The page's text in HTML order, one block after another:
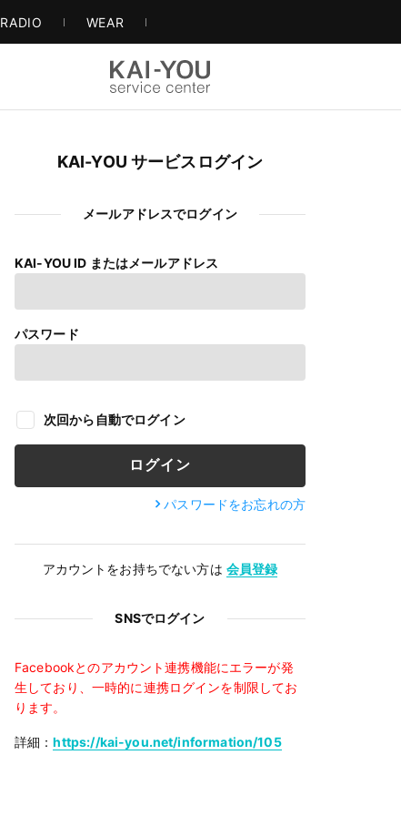
RADIO WEAR
KAI-YOU サービスログイン
メールアドレスでログイン
KAI-YOU ID またはメールアドレス
パスワード
次回から自動でログイン
パスワードをお忘れの方
アカウントをお持ちでない方は 会員登録
SNSでログイン
Facebookとのアカウント連携機能にエラーが発
生しており、一時的に連携ログインを制限してお
ります。
詳細：https://kai-you.net/information/105